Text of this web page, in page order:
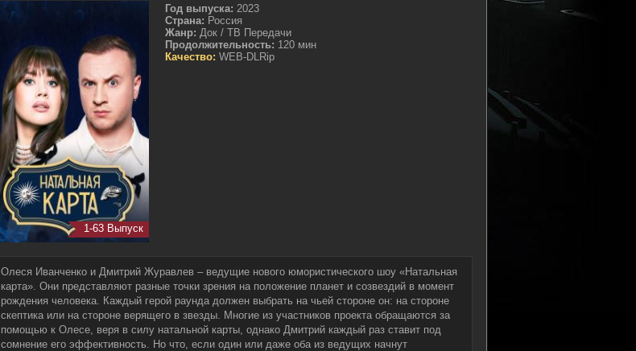
1-63 Выпуск
Год выпуска: 2023
Страна: Россия
Жанр: Док / ТВ Передачи
Продолжительность: 120 мин
Качество: WEB-DLRip
Олеся Иванченко и Дмитрий Журавлев – ведущие нового юмористического шоу «Натальная
карта». Они представляют разные точки зрения на положение планет и созвездий в момент
рождения человека. Каждый герой раунда должен выбрать на чьей стороне он: на стороне
скептика или на стороне верящего в звезды. Многие из участников проекта обращаются за
помощью к Олесе, веря в силу натальной карты, однако Дмитрий каждый раз ставит под
сомнение его эффективность. Но что, если один или даже оба из ведущих начнут